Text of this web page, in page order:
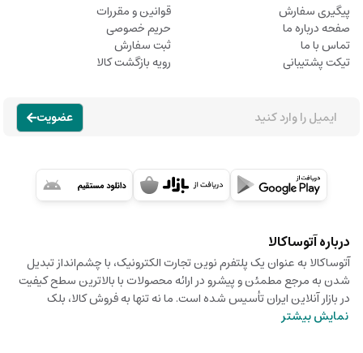
پیگیری سفارش
صفحه درباره ما
تماس با ما
تیکت پشتیبانی
قوانین و مقررات
حریم خصوصی
ثبت سفارش
رویه بازگشت کالا
عضویت
درباره آتوساکالا
آتوساکالا به عنوان یک پلتفرم نوین تجارت الکترونیک، با چشم‌انداز تبدیل
شدن به مرجع مطمئن و پیشرو در ارائه محصولات با بالاترین سطح کیفیت
در بازار آنلاین ایران تأسیس شده است. ما نه تنها به فروش کالا، بلک
نمایش بیشتر